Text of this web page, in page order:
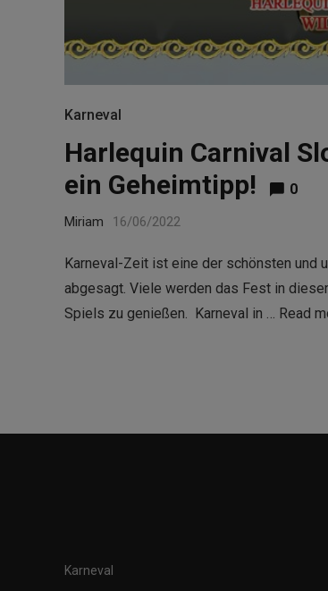
Karneval
Harlequin Carnival
ein Geheimtipp!
0
Miriam 16/06/2022
Karneval-Zeit ist eine der schönsten und
abgesagt. Viele werden das Fest in
Spiels zu genießen. Karneval in … Read
Karneval